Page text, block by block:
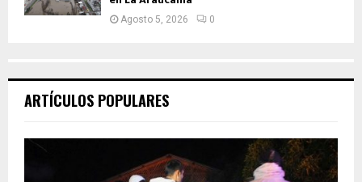
Agosto 5, 2026 0
ARTÍCULOS POPULARES